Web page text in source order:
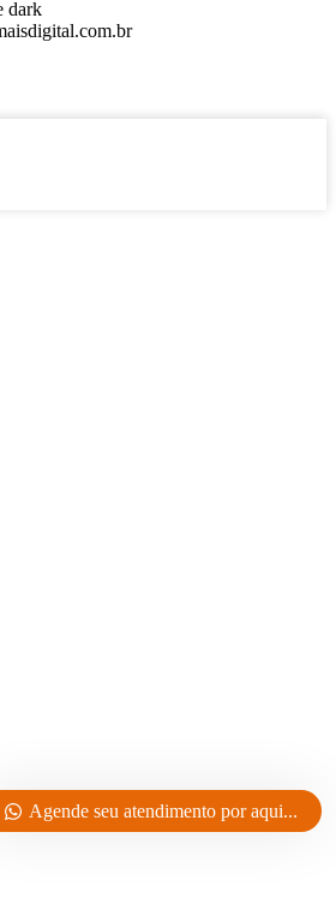
Agende seu atendimento por aqui...